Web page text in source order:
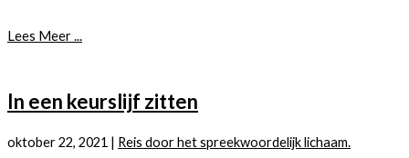
Lees Meer ...
In een keurslijf zitten
oktober 22, 2021 | Reis door het spreekwoordelijk lichaam.